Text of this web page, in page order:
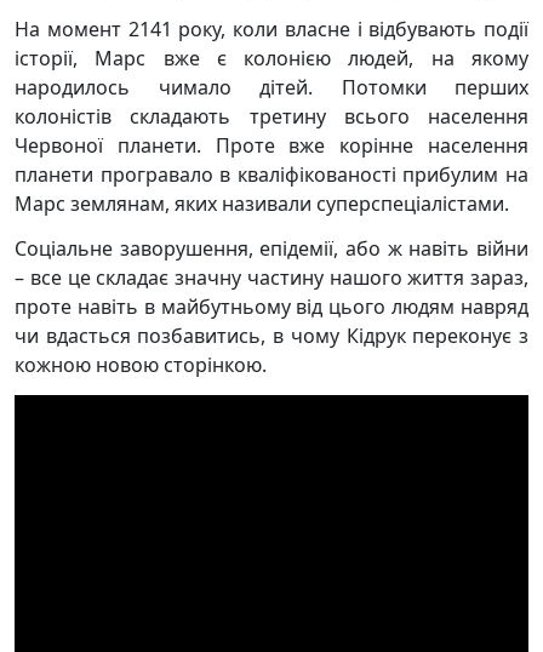
На момент 2141 року, коли власне і відбувають події
історії, Марс вже є колонією людей, на якому
народилось чимало дітей. Потомки перших
колоністів складають третину всього населення
Червоної планети. Проте вже корінне населення
планети програвало в кваліфікованості прибулим на
Марс землянам, яких називали суперспеціалістами.
Соціальне заворушення, епідемії, або ж навіть війни
– все це складає значну частину нашого життя зараз,
проте навіть в майбутньому від цього людям навряд
чи вдасться позбавитись, в чому Кідрук переконує з
кожною новою сторінкою.